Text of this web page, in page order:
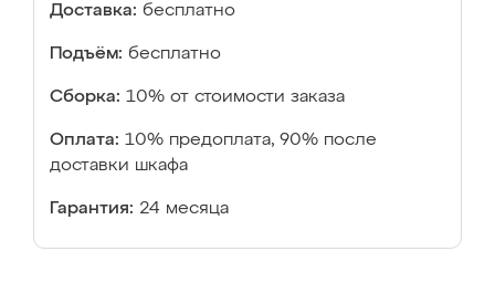
Доставка: бесплатно
Подъём: бесплатно
Сборка: 10% от стоимости заказа
Оплата: 10% предоплата, 90% после
доставки шкафа
Гарантия: 24 месяца